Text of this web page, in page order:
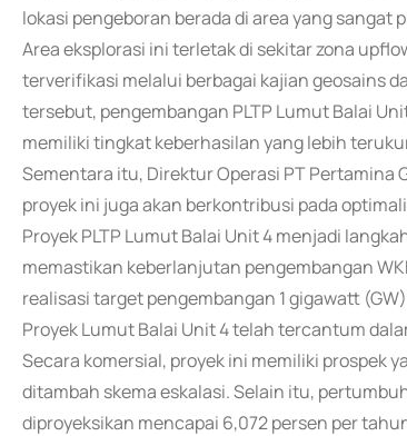
lokasi pengeboran berada di area yang sangat
Area eksplorasi ini terletak di sekitar zona
terverifikasi melalui berbagai kajian geosains
tersebut, pengembangan PLTP Lumut Balai
memiliki tingkat keberhasilan yang lebih
Sementara itu, Direktur Operasi PT Pertamina
proyek ini juga akan berkontribusi pada
Proyek PLTP Lumut Balai Unit 4 menjadi
memastikan keberlanjutan pengembangan
realisasi target pengembangan 1 gigawatt
Proyek Lumut Balai Unit 4 telah tercantum
Secara komersial, proyek ini memiliki prospek
ditambah skema eskalasi. Selain itu,
diproyeksikan mencapai 6,072 persen per